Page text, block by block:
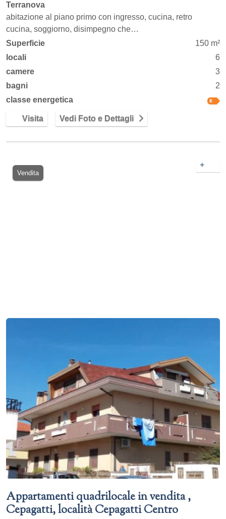
Terranova
abitazione al piano primo con ingresso, cucina, retro
cucina, soggiorno, disimpegno che…
Superficie
150 m²
locali
6
camere
3
bagni
2
classe energetica
Visita Vedi Foto e Dettagli
Vendita
+
Appartamenti quadrilocale in vendita ,
Cepagatti, località Cepagatti Centro